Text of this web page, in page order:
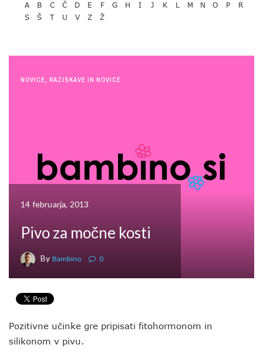
A B C Č D E F G H I J K L M N O P
R
S
Š T U V Z Ž
NOVICE RAZISKAVE IN NOVICE
14 februarja, 2013
Pivo za močne kosti
By Bambino 0
Pozitivne učinke gre pripisati fitohormonom in
silikonom v pivu.